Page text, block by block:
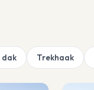
dak Trekhaak